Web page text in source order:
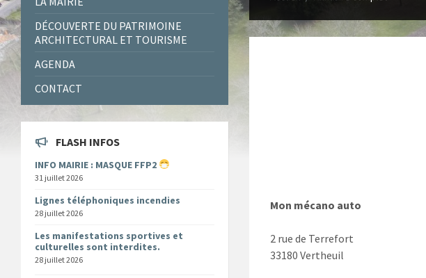
Mon mécano auto
2 rue de Terrefort
33180 Vertheuil
DÉCOUVERTE DU PATRIMOINE
ARCHITECTURAL ET TOURISME
AGENDA
CONTACT
FLASH INFOS
INFO MAIRIE : MASQUE FFP2
31 juillet 2026
Lignes téléphoniques incendies
28 juillet 2026
Les manifestations sportives et
culturelles sont interdites.
28 juillet 2026